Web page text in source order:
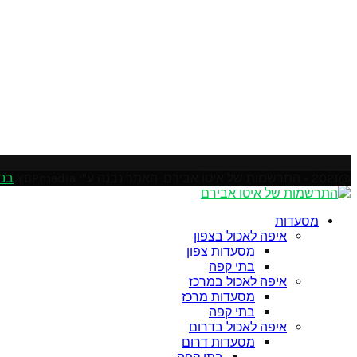
מסעדות
איפה לאכול בצפון
מסעדות צפון
בתי קפה
איפה לאכול במרכז
מסעדות מרכז
בתי קפה
איפה לאכול בדרום
מסעדות דרום